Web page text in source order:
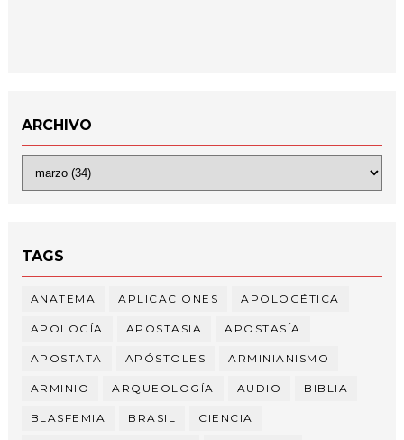
ARCHIVO
TAGS
ANATEMA APLICACIONES APOLOGÉTICA
APOLOGÍA APOSTASIA APOSTASÍA
APOSTATA APÓSTOLES ARMINIANISMO
ARMINIO ARQUEOLOGÍA AUDIO BIBLIA
BLASFEMIA BRASIL CIENCIA